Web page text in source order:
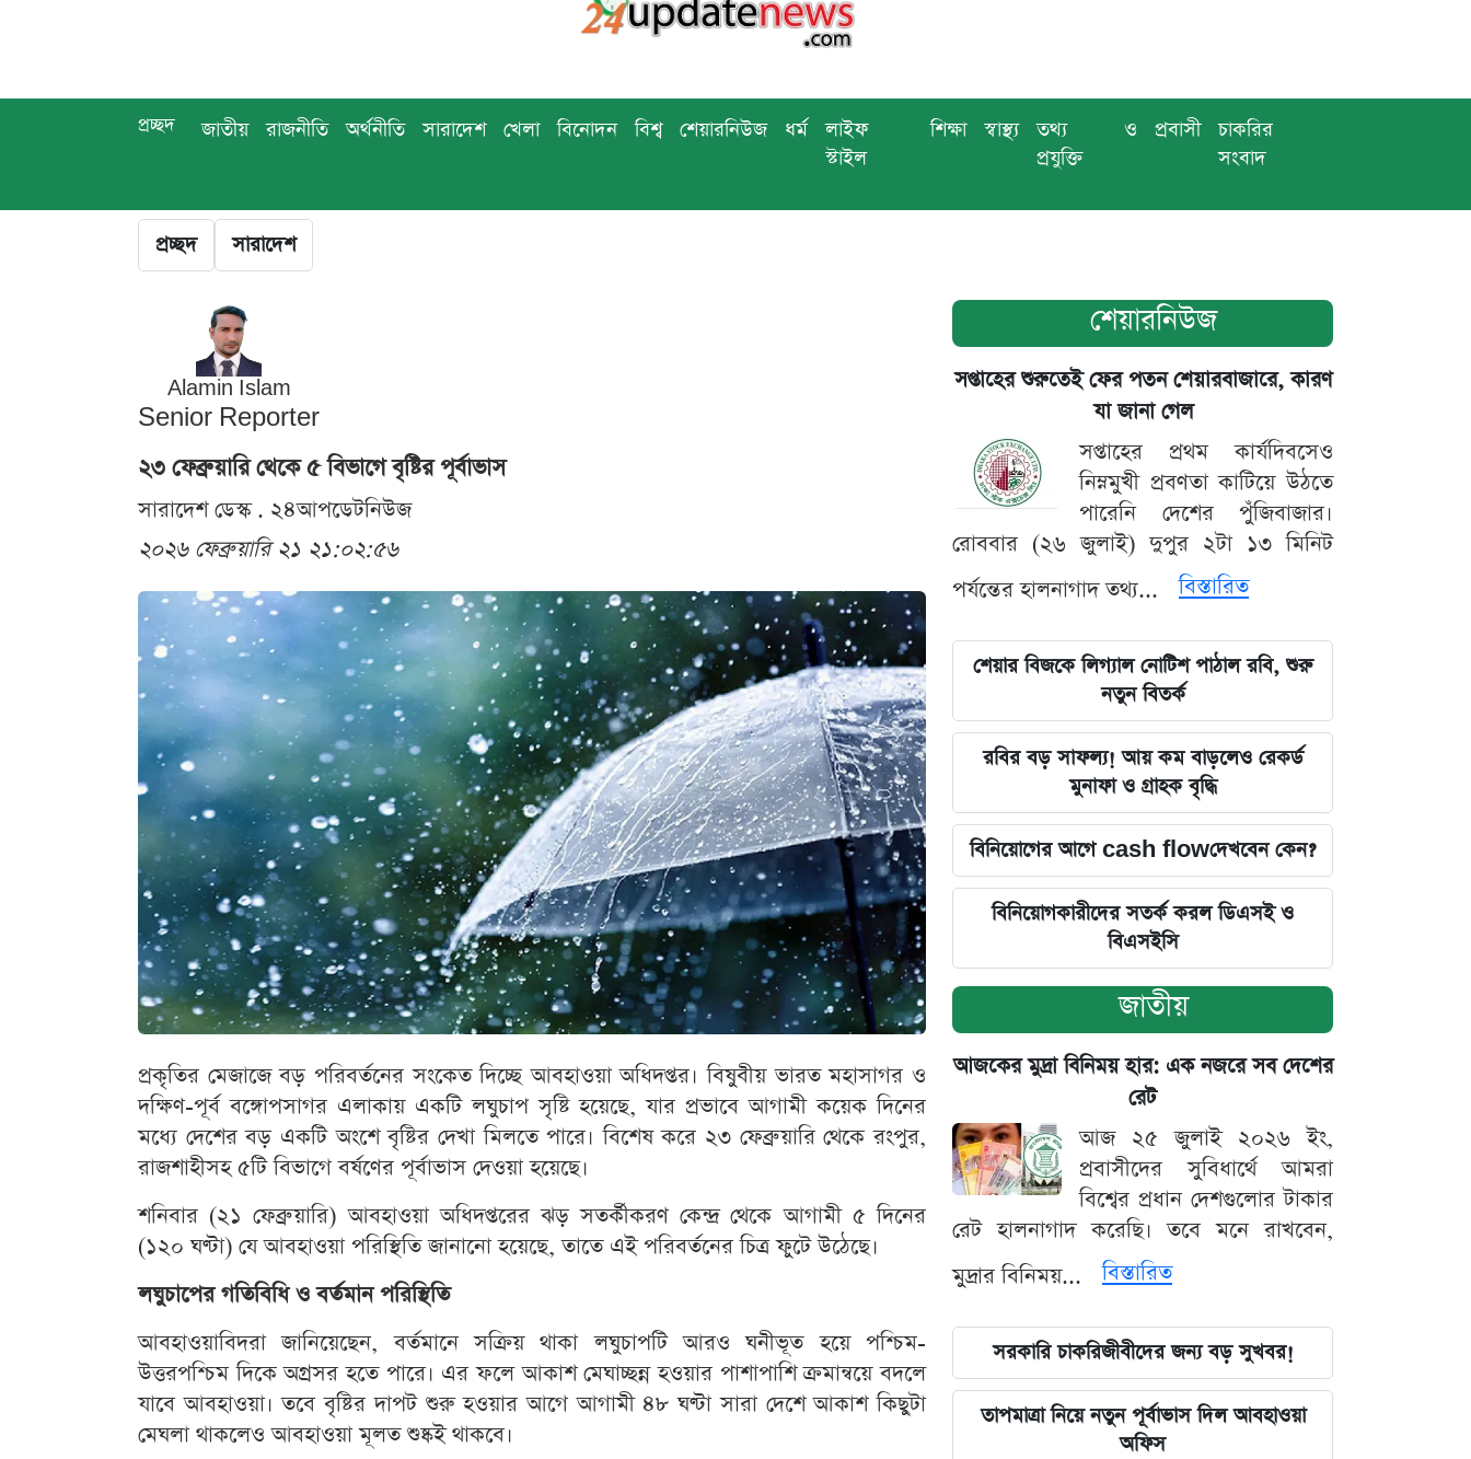
প্রচ্ছদ জাতীয় রাজনীতি অর্থনীতি সারাদেশ খেলা বিনোদন বিশ্ব শেয়ারনিউজ ধর্ম
লাইফ
স্টাইল
শিক্ষা স্বাস্থ্য
তথ্য ও
প্রযুক্তি
প্রবাসী
চাকরির
সংবাদ
প্রচ্ছদ সারাদেশ
Alamin Islam
Senior Reporter
২৩ ফেব্রুয়ারি থেকে ৫ বিভাগে বৃষ্টির পূর্বাভাস
সারাদেশ ডেস্ক . ২৪আপডেটনিউজ
২০২৬ ফেব্রুয়ারি ২১ ২১:০২:৫৬
প্রকৃতির মেজাজে বড় পরিবর্তনের সংকেত দিচ্ছে আবহাওয়া অধিদপ্তর। বিষুবীয় ভারত মহাসাগর ও
দক্ষিণ-পূর্ব বঙ্গোপসাগর এলাকায় একটি লঘুচাপ সৃষ্টি হয়েছে, যার প্রভাবে আগামী কয়েক দিনের
মধ্যে দেশের বড় একটি অংশে বৃষ্টির দেখা মিলতে পারে। বিশেষ করে ২৩ ফেব্রুয়ারি থেকে রংপুর,
রাজশাহীসহ ৫টি বিভাগে বর্ষণের পূর্বাভাস দেওয়া হয়েছে।
শনিবার (২১ ফেব্রুয়ারি) আবহাওয়া অধিদপ্তরের ঝড় সতর্কীকরণ কেন্দ্র থেকে আগামী ৫ দিনের
(১২০ ঘণ্টা) যে আবহাওয়া পরিস্থিতি জানানো হয়েছে, তাতে এই পরিবর্তনের চিত্র ফুটে উঠেছে।
লঘুচাপের গতিবিধি ও বর্তমান পরিস্থিতি
আবহাওয়াবিদরা জানিয়েছেন, বর্তমানে সক্রিয় থাকা লঘুচাপটি আরও ঘনীভূত হয়ে পশ্চিম-
উত্তরপশ্চিম দিকে অগ্রসর হতে পারে। এর ফলে আকাশ মেঘাচ্ছন্ন হওয়ার পাশাপাশি ক্রমান্বয়ে বদলে
যাবে আবহাওয়া। তবে বৃষ্টির দাপট শুরু হওয়ার আগে আগামী ৪৮ ঘণ্টা সারা দেশে আকাশ কিছুটা
মেঘলা থাকলেও আবহাওয়া মূলত শুষ্কই থাকবে।
শেয়ারনিউজ
সপ্তাহের শুরুতেই ফের পতন শেয়ারবাজারে, কারণ
যা জানা গেল
সপ্তাহের প্রথম কার্যদিবসেও
নিম্নমুখী প্রবণতা কাটিয়ে উঠতে
পারেনি দেশের পুঁজিবাজার।
রোববার (২৬ জুলাই) দুপুর ২টা ১৩ মিনিট
পর্যন্তের হালনাগাদ তথ্য...
বিস্তারিত
শেয়ার বিজকে লিগ্যাল নোটিশ পাঠাল রবি, শুরু
নতুন বিতর্ক
রবির বড় সাফল্য! আয় কম বাড়লেও রেকর্ড
মুনাফা ও গ্রাহক বৃদ্ধি
বিনিয়োগের আগে cash flowদেখবেন কেন?
বিনিয়োগকারীদের সতর্ক করল ডিএসই ও
বিএসইসি
জাতীয়
আজকের মুদ্রা বিনিময় হার: এক নজরে সব দেশের
রেট
আজ ২৫ জুলাই ২০২৬ ইং,
প্রবাসীদের সুবিধার্থে আমরা
বিশ্বের প্রধান দেশগুলোর টাকার
রেট হালনাগাদ করেছি। তবে মনে রাখবেন,
মুদ্রার বিনিময়...
বিস্তারিত
সরকারি চাকরিজীবীদের জন্য বড় সুখবর!
তাপমাত্রা নিয়ে নতুন পূর্বাভাস দিল আবহাওয়া
অফিস